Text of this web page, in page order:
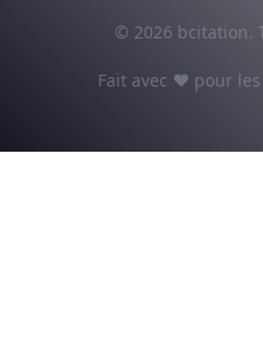
© 2026 bcitation.
Fait avec ♥ pour